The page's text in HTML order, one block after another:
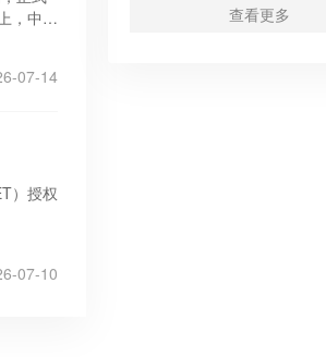
，中马
周期。
07-14
）授权
07-10
查看更多